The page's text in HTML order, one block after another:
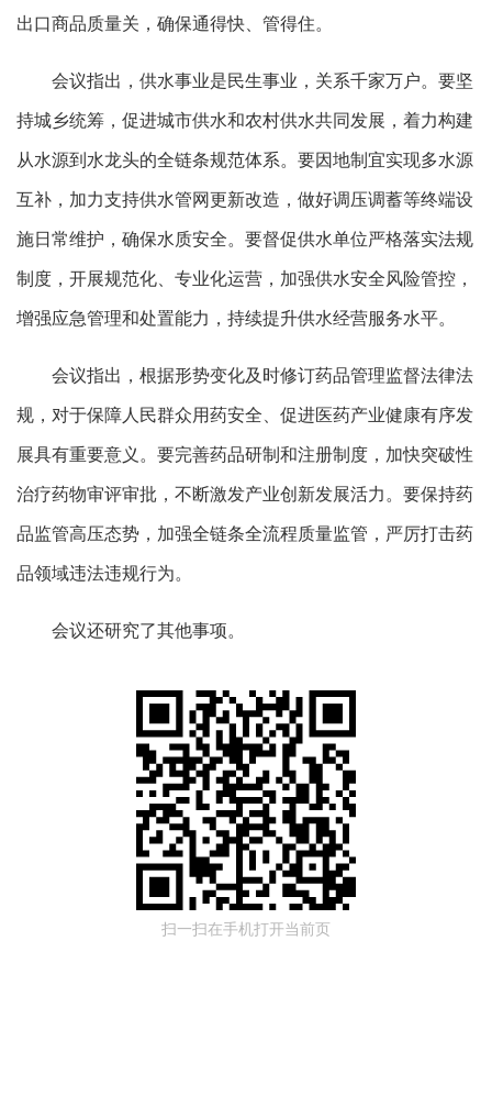
出口商品质量关，确保通得快、管得住。
会议指出，供水事业是民生事业，关系千家万户。要坚
持城乡统筹，促进城市供水和农村供水共同发展，着力构建
从水源到水龙头的全链条规范体系。要因地制宜实现多水源
互补，加力支持供水管网更新改造，做好调压调蓄等终端设
施日常维护，确保水质安全。要督促供水单位严格落实法规
制度，开展规范化、专业化运营，加强供水安全风险管控，
增强应急管理和处置能力，持续提升供水经营服务水平。
会议指出，根据形势变化及时修订药品管理监督法律法
规，对于保障人民群众用药安全、促进医药产业健康有序发
展具有重要意义。要完善药品研制和注册制度，加快突破性
治疗药物审评审批，不断激发产业创新发展活力。要保持药
品监管高压态势，加强全链条全流程质量监管，严厉打击药
品领域违法违规行为。
会议还研究了其他事项。
扫一扫在手机打开当前页